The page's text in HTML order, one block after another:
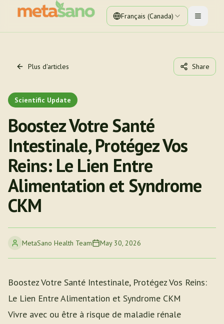
Français (Canada) Toggle
Plus d'articles Share
Scientific Update
Boostez Votre Santé
Intestinale, Protégez Vos
Reins: Le Lien Entre
Alimentation et Syndrome
CKM
MetaSano Health Team May 30, 2026
Boostez Votre Santé Intestinale, Protégez Vos Reins:
Le Lien Entre Alimentation et Syndrome CKM
Vivre avec ou être à risque de maladie rénale